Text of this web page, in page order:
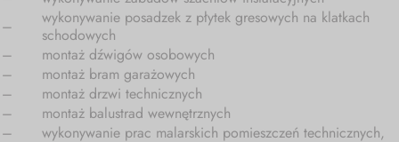
–
wykonywanie posadzek z płytek gresowych na klatkach
schodowych
–
montaż dźwigów osobowych
–
montaż bram garażowych
–
montaż drzwi technicznych
–
montaż balustrad wewnętrznych
–
wykonywanie prac malarskich pomieszczeń technicznych,